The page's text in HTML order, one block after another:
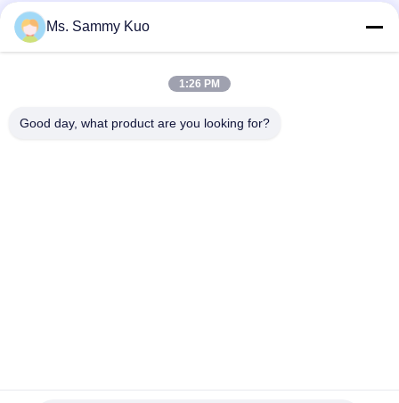
Μηχανή αρωματικού αέρα που ελέγχεται από εφαρμογή με
κάλυψη 500CBM και ανθεκτικό μεταλλικό κέλυφος για
εμπορική χρήση
WIFI 4G APP Control 150ml χωρητικότητα Αθόρυβη
λειτουργία Αρωματική μηχανή αέρα για εμπορική και
Ms. Sammy Kuo
1:26 PM
Good day, what product are you looking for?